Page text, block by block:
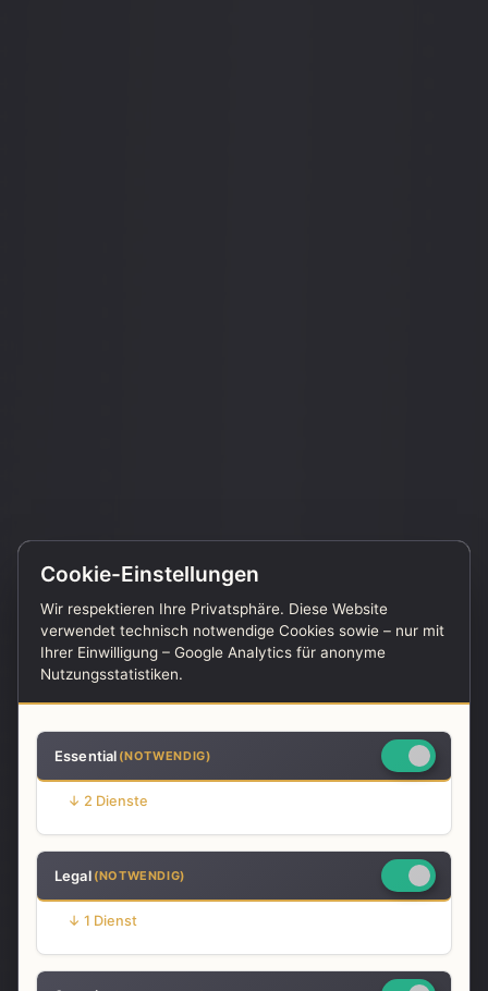
Startseite Konferenzraum
Professioneller
Konferenzraum
Moderne Ausstattung. Flexible Buchung.
Cookie-Einstellungen
Wir respektieren Ihre Privatsphäre. Diese Website
verwendet technisch notwendige Cookies sowie – nur mit
Ihrer Einwilligung – Google Analytics für anonyme
Nutzungsstatistiken.
Essential (NOTWENDIG)
↓ 2 Dienste
Legal (NOTWENDIG)
↓ 1 Dienst